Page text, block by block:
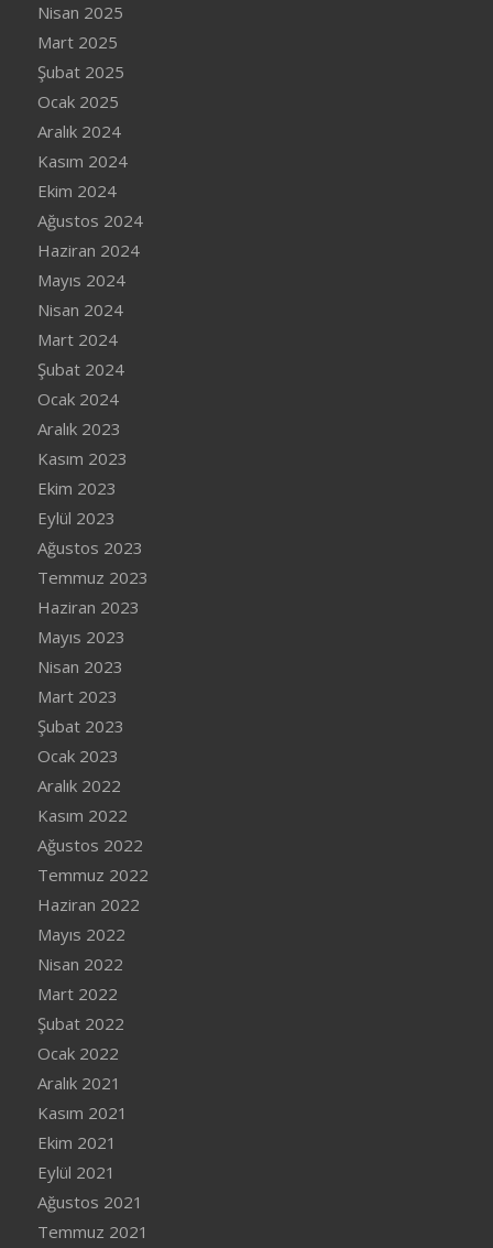
Nisan 2025
Mart 2025
Şubat 2025
Ocak 2025
Aralık 2024
Kasım 2024
Ekim 2024
Ağustos 2024
Haziran 2024
Mayıs 2024
Nisan 2024
Mart 2024
Şubat 2024
Ocak 2024
Aralık 2023
Kasım 2023
Ekim 2023
Eylül 2023
Ağustos 2023
Temmuz 2023
Haziran 2023
Mayıs 2023
Nisan 2023
Mart 2023
Şubat 2023
Ocak 2023
Aralık 2022
Kasım 2022
Ağustos 2022
Temmuz 2022
Haziran 2022
Mayıs 2022
Nisan 2022
Mart 2022
Şubat 2022
Ocak 2022
Aralık 2021
Kasım 2021
Ekim 2021
Eylül 2021
Ağustos 2021
Temmuz 2021